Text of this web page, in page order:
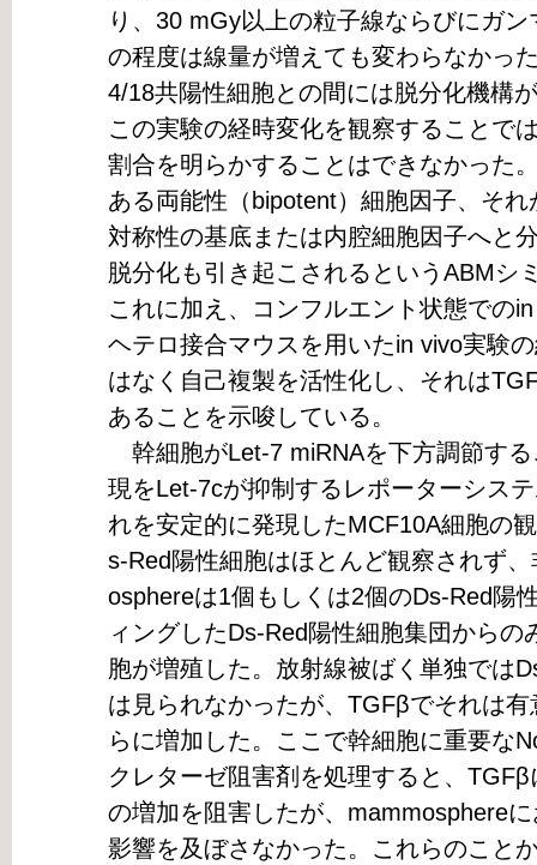
り、30 mGy以上の粒子線ならびにガ
の程度は線量が増えても変わらなかっ
4/18共陽性細胞との間には脱分化機構
この実験の経時変化を観察することで
割合を明らかすることはできなかった
ある両能性（bipotent）細胞因子、そ
対称性の基底または内腔細胞因子へと
脱分化も引き起こされるというABMシ
これに加え、コンフルエント状態での
ヘテロ接合マウスを用いたin vivo実験
はなく自己複製を活性化し、それは
あることを示唆している。
幹細胞がLet-7 miRNAを下方調節す
現をLet-7cが抑制するレポーターシス
れを安定的に発現したMCF10A細胞の
s-Red陽性細胞はほとんど観察されず
osphereは1個もしくは2個のDs-Red陽
ィングしたDs-Red陽性細胞集団から
胞が増殖した。放射線被ばく単独では
は見られなかったが、TGFβでそれは
らに増加した。ここで幹細胞に重要な
クレターゼ阻害剤を処理すると、
の増加を阻害したが、mammosphere
影響を及ぼさなかった。これらのこと